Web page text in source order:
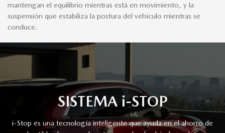
mantengan el equilibrio mientras está en movimiento, y la
suspensión que estabiliza la postura del vehículo mientras se
conduce.
SISTEMA i-STOP
i-Stop es una tecnología inteligente que ayuda en el ahorro de